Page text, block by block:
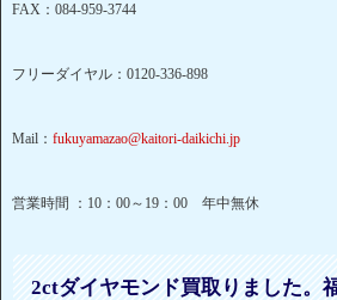
FAX：084-959-3744
フリーダイヤル：0120-336-898
Mail： fukuyamazao@kaitori-daikichi.jp
営業時間 ：10：00～19：00 年中無休
2ctダイヤモンド買取りました。